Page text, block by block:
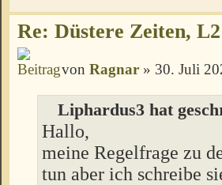
Re: Düstere Zeiten,
von Ragnar » 30. Juli
Liphardus3 hat
Hallo,
meine Regelfrage zu
tun aber ich schreibe